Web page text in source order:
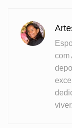
com
viver.